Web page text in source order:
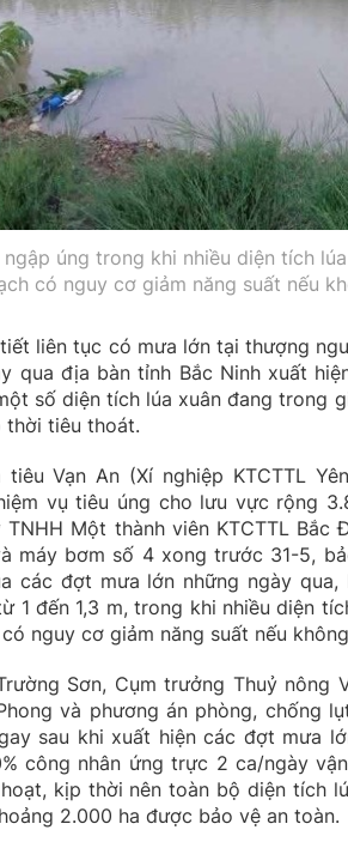
úng trong khi nhiều diện tích
có nguy cơ giảm năng suất nếu
liên tục có mưa lớn tại thượng
qua địa bàn tỉnh Bắc Ninh xuất
số diện tích lúa xuân đang trong
thời tiêu thoát.
tiêu Vạn An (Xí nghiệp KTCTTL
vụ tiêu úng cho lưu vực rộng
Một thành viên KTCTTL
máy bơm số 4 xong trước 31-5,
các đợt mưa lớn những ngày
1 đến 1,3 m, trong khi nhiều diện
nguy cơ giảm năng suất nếu
Sơn, Cụm trưởng Thuỷ nông
và phương án phòng, chống
sau khi xuất hiện các đợt mưa
công nhân ứng trực 2 ca/ngày
kịp thời nên toàn bộ diện tích
2.000 ha được bảo vệ an toàn.